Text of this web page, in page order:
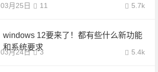
03月25日 5.7k
11
windows 12要来了！都有些什么新功能
和系统要求
03月24日 5.4k
3